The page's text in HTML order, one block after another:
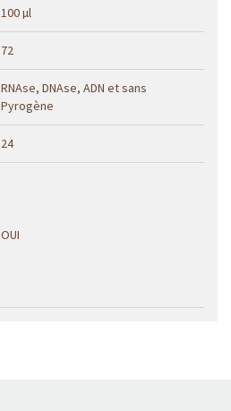
100 µl
72
RNAse, DNAse, ADN et sans
Pyrogène
24
OUI